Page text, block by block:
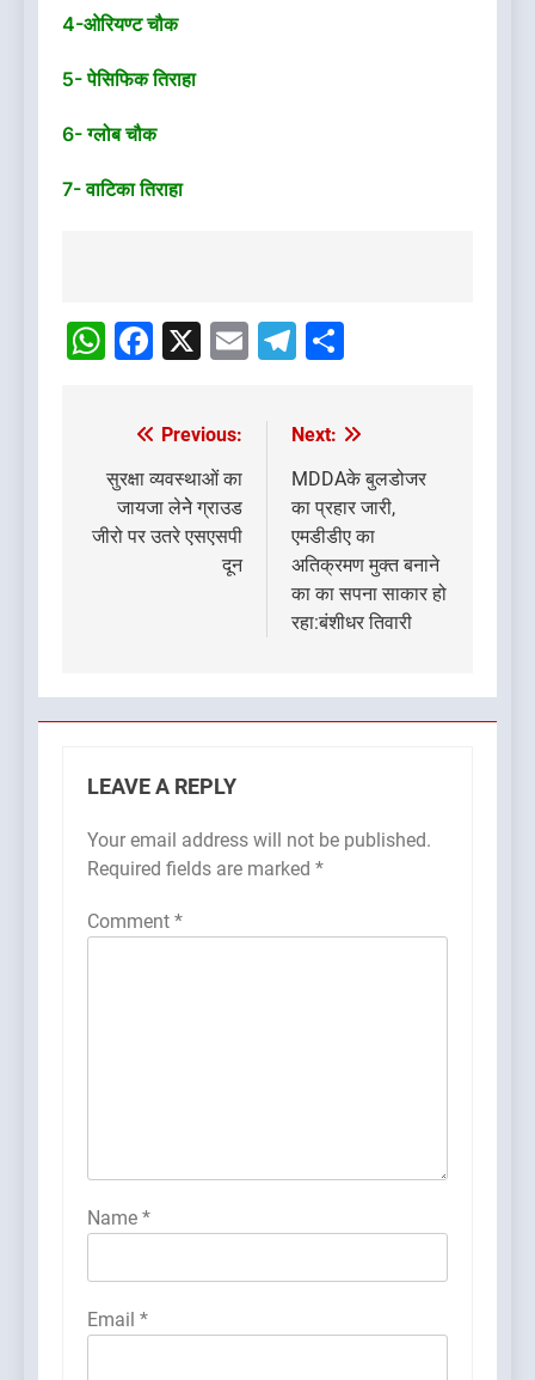
4-ओरियण्ट चौक
5- पेसिफिक तिराहा
6- ग्लोब चौक
7- वाटिका तिराहा
navigation
WhatsApp
Facebook
X EmailTelegram
Post
navigation
Previous:
सुरक्षा व्यवस्थाओं का
जायजा लेनेे ग्राउड
जीरो पर उतरे एसएसपी
दून
Next:
MDDAके बुलडोजर
का प्रहार जारी,
एमडीडीए का
अतिक्रमण मुक्त बनाने
का का सपना साकार हो
रहा:बंशीधर तिवारी
LEAVE A REPLY
Your email address will not be published.
Required fields are marked *
Comment *
Name *
Email *